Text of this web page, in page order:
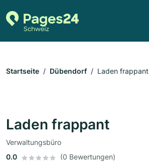
Startseite Dübendorf Laden frappant
Laden frappant
Verwaltungsbüro
0.0
(0 Bewertungen)